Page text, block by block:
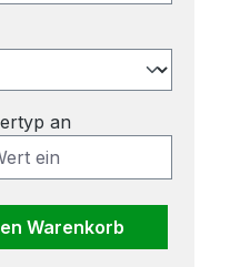
an
Gib den
Warenkorb